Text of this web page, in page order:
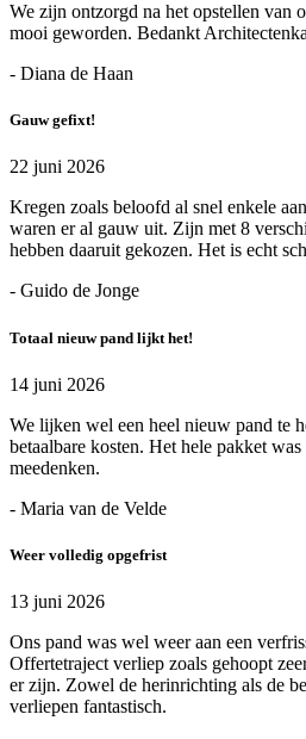
We zijn ontzorgd na het opstellen van
mooi geworden. Bedankt
- Diana de Haan
Gauw gefixt!
22 juni 2026
Kregen zoals beloofd al snel enkele
waren er al gauw uit. Zijn met 8
hebben daaruit gekozen. Het is echt
- Guido de Jonge
Totaal nieuw pand lijkt het!
14 juni 2026
We lijken wel een heel nieuw pand te
betaalbare kosten. Het hele pakket
meedenken.
- Maria van de Velde
Weer volledig opgefrist
13 juni 2026
Ons pand was wel weer aan een
Offertetraject verliep zoals gehoopt
er zijn. Zowel de herinrichting als de
verliepen fantastisch.